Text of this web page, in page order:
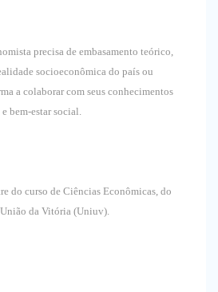
precisa de embasamento teórico,
socioeconômica do país ou
a colaborar com seus conhecimentos
bem-estar social.
do curso de Ciências Econômicas, do
da Vitória (Uniuv).